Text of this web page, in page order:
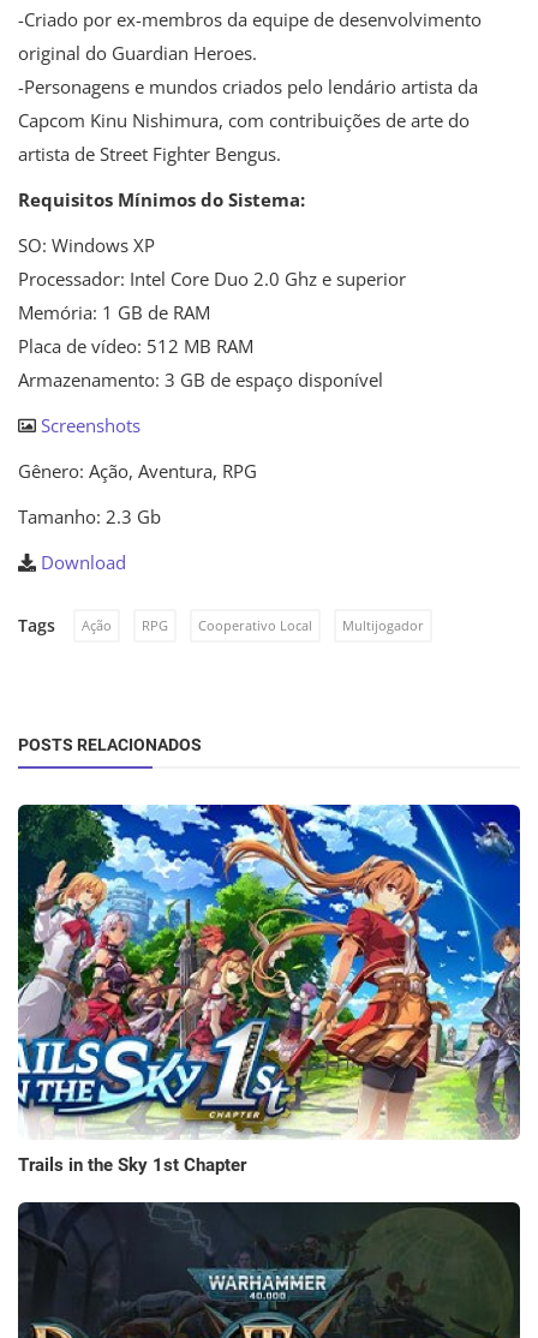
-Criado por ex-membros da equipe de desenvolvimento
original do Guardian Heroes.
-Personagens e mundos criados pelo lendário artista da
Capcom Kinu Nishimura, com contribuições de arte do
artista de Street Fighter Bengus.
Requisitos Mínimos do Sistema:
SO: Windows XP
Processador: Intel Core Duo 2.0 Ghz e superior
Memória: 1 GB de RAM
Placa de vídeo: 512 MB RAM
Armazenamento: 3 GB de espaço disponível
Screenshots
Gênero: Ação, Aventura, RPG
Tamanho: 2.3 Gb
Download
Tags Ação RPG Cooperativo Local Multijogador
POSTS RELACIONADOS
Trails in the Sky 1st Chapter